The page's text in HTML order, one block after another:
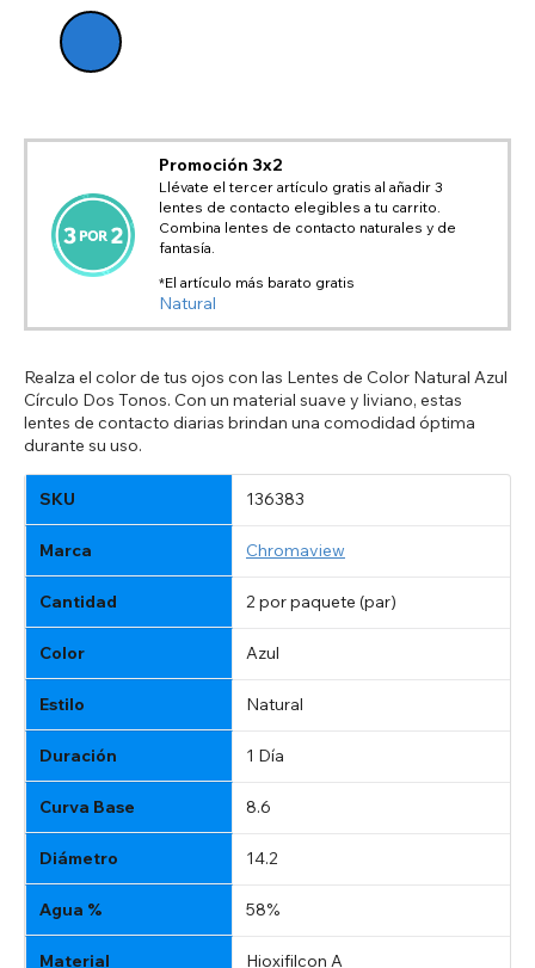
Promoción 3x2
Llévate el tercer artículo gratis al añadir 3
lentes de contacto elegibles a tu carrito.
Combina lentes de contacto naturales y de
fantasía.
*El artículo más barato gratis
Natural
Realza el color de tus ojos con las Lentes de Color Natural Azul
Círculo Dos Tonos. Con un material suave y liviano, estas
lentes de contacto diarias brindan una comodidad óptima
durante su uso.
SKU 136383
Marca Chromaview
Cantidad 2 por paquete (par)
Color Azul
Estilo Natural
Duración 1 Día
Curva Base 8.6
Diámetro 14.2
Agua % 58%
Material Hioxifilcon A